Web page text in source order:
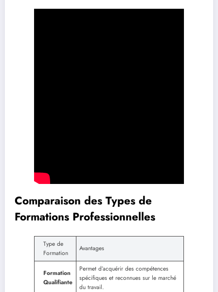
Comparaison des Types de
Formations Professionnelles
Type de
Formation
Avantages
Formation
Qualifiante
Permet d’acquérir des compétences
spécifiques et reconnues sur le marché
du travail.